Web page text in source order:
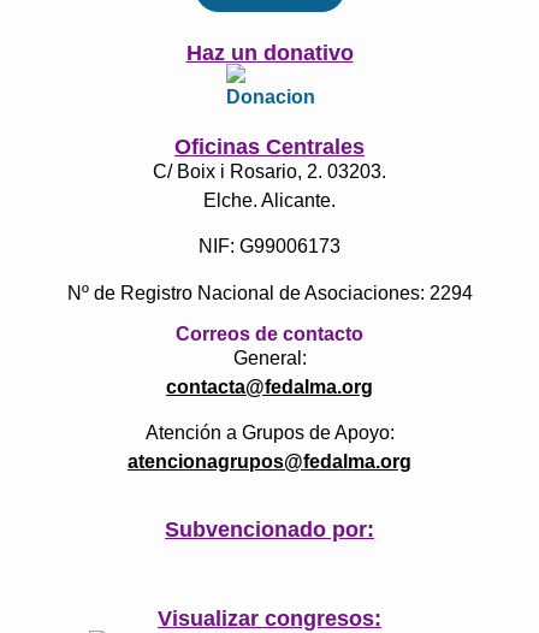
Haz un donativo
Oficinas Centrales
C/ Boix i Rosario, 2. 03203.
Elche. Alicante.
NIF: G99006173
Nº de Registro Nacional de Asociaciones: 2294
Correos de contacto
General:
contacta@fedalma.org
Atención a Grupos de Apoyo:
atencionagrupos@fedalma.org
Subvencionado por:
Visualizar congresos: